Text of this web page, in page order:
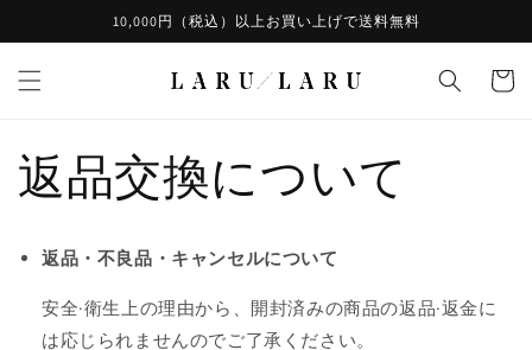
進む
10,000円（税込）以上お買い上げで送料無料
カ
ー
返品交換について
返品・不良品・キャンセルについて
安全·衛生上の理由から、開封済みの商品の返品·返金に
は応じられませんのでご了承ください。